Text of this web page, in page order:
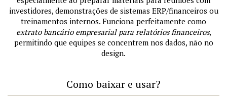
investidores, demonstrações de sistemas ERP/financeiros ou
treinamentos internos. Funciona perfeitamente como
extrato bancário empresarial para relatórios financeiros,
permitindo que equipes se concentrem nos dados, não no
design.
Como baixar e usar?